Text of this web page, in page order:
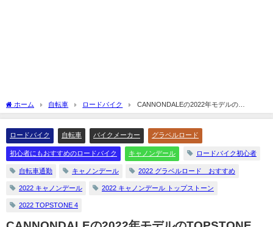
ホーム 自転車 ロードバイク
CANNONDALEの2022年モデルの
TOPSTONE 4(トップストーン 4)を解説してみます☆
ロードバイク 自転車 バイクメーカー グラベルロード
初心者にもおすすめのロードバイク キャノンデール ロードバイク初心者
自転車通勤 キャノンデール 2022 グラベルロード おすすめ
2022 キャノンデール 2022 キャノンデール トップストーン
2022 TOPSTONE 4